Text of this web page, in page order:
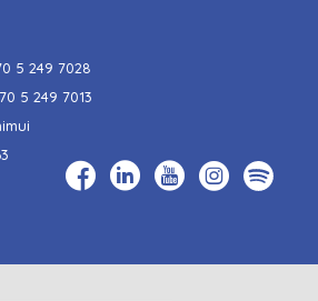
5 249 7028
5 249 7013